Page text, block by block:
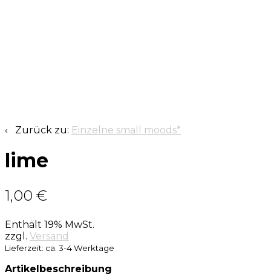
‹ Zurück zu: Einzelne small moods*
lime
1,00 €
Enthält 19% MwSt.
zzgl. Versand
Lieferzeit: ca. 3-4 Werktage
Artikelbeschreibung